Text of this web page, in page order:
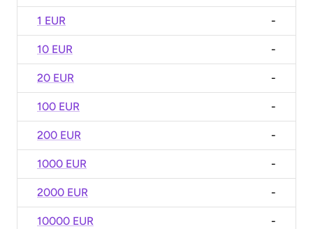
1 EUR -
10 EUR -
20 EUR -
100 EUR -
200 EUR -
1000 EUR -
2000 EUR -
10000 EUR -